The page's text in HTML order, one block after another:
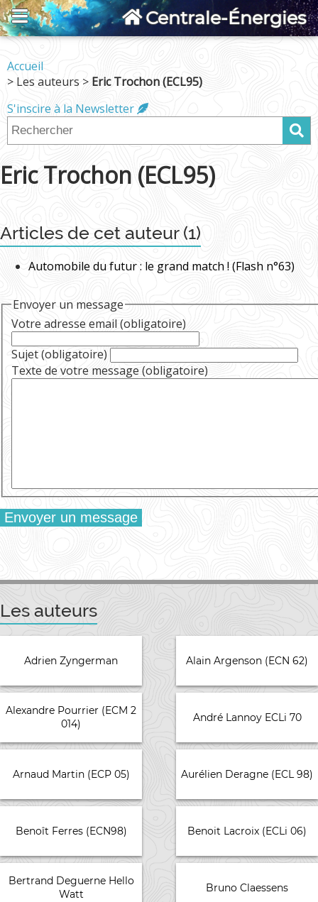
Centrale-Énergies
Accueil
> Les auteurs > Eric Trochon (ECL95)
S'inscire à la Newsletter
Eric Trochon (ECL95)
Articles de cet auteur (1)
Automobile du futur : le grand match ! (Flash n°63)
Envoyer un message
Votre adresse email (obligatoire)
Sujet (obligatoire)
Texte de votre message (obligatoire)
Les auteurs
Adrien Zyngerman Alain Argenson (ECN 62)
Alexandre Pourrier (ECM 2
014)
André Lannoy ECLi 70
Arnaud Martin (ECP 05) Aurélien Deragne (ECL 98)
Benoît Ferres (ECN98) Benoit Lacroix (ECLi 06)
Bertrand Deguerne Hello
Watt
Bruno Claessens